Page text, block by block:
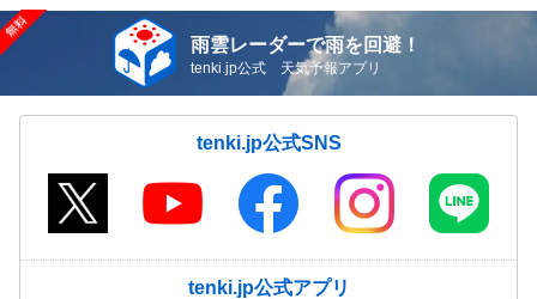
雨雲レーダーで雨を回避！
tenki.jp公式 天気予報アプリ
tenki.jp公式SNS
tenki.jp公式アプリ